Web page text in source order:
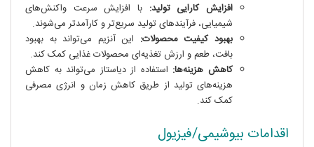
افزایش کارایی تولید: با افزایش سرعت واکنش‌های
شیمیایی، فرآیندهای تولید سریع‌تر و کارآمدتر می‌شوند.
بهبود کیفیت محصولات: این آنزیم می‌تواند به بهبود
بافت، طعم و ارزش تغذیه‌ای محصولات غذایی کمک کند.
کاهش هزینه‌ها: استفاده از دیاستاز می‌تواند به کاهش
هزینه‌های تولید از طریق کاهش زمان و انرژی مصرفی
کمک کند.
اقدامات بیوشیمی/فیزیول